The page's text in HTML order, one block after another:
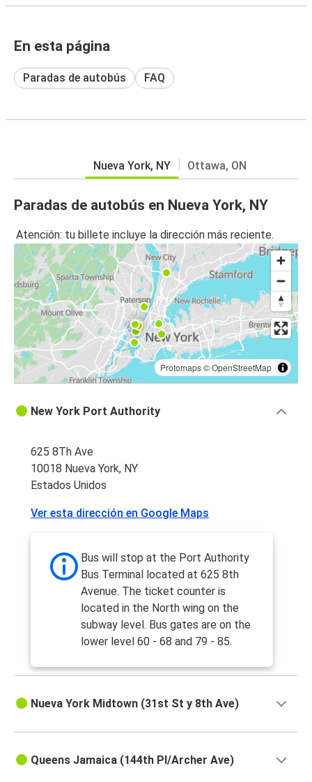
En esta página
Paradas de autobús FAQ
Nueva York, NY Ottawa, ON
Paradas de autobús en Nueva York, NY
Atención: tu billete incluye la dirección más reciente.
Protomaps©OpenStreetMap
New York Port Authority
625 8Th Ave
10018 Nueva York, NY
Estados Unidos
Ver esta dirección en Google Maps
Bus will stop at the Port Authority
Bus Terminal located at 625 8th
Avenue. The ticket counter is
located in the North wing on the
subway level. Bus gates are on the
lower level 60 - 68 and 79 - 85.
Nueva York Midtown (31st St y 8th Ave)
Queens Jamaica (144th Pl/Archer Ave)